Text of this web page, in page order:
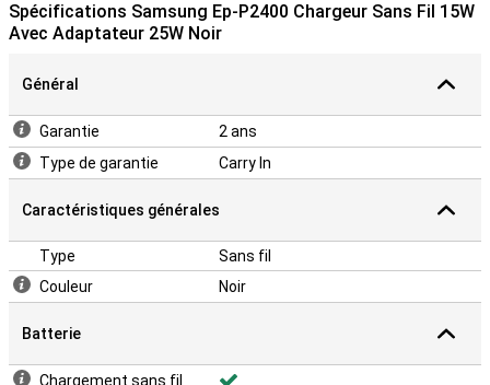
Spécifications Samsung Ep-P2400 Chargeur Sans Fil 15W
Avec Adaptateur 25W Noir
Général
Garantie
2 ans
Type de garantie
Carry In
Caractéristiques générales
Type
Sans fil
Couleur
Noir
Batterie
Chargement sans fil